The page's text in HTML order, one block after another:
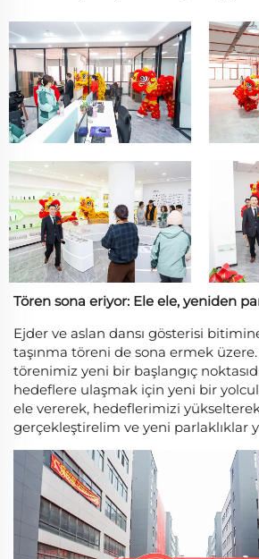
Tören sona eriyor: Ele ele, yeniden
Ejder ve aslan dansı gösterisi
taşınma töreni de sona ermek
törenimiz yeni bir başlangıç
hedeflere ulaşmak için yeni bir
ele vererek, hedeflerimizi
gerçekleştirelim ve yeni parlaklıklar